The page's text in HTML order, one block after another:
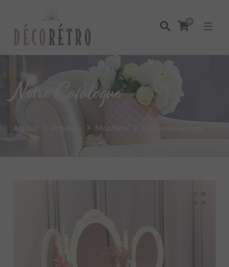
0
Notre Catalogue
Accueil Produits Mobiliers